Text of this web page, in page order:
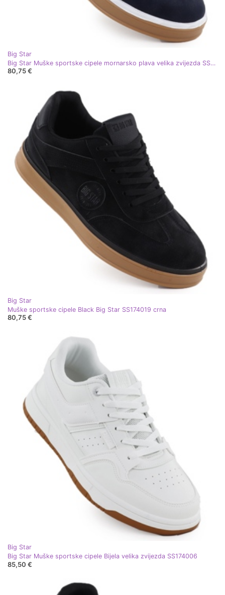
Big Star
Big Star Muške sportske cipele mornarsko plava velika zvijezda SS174021
80,75 €
Big Star
Muške sportske cipele Black Big Star SS174019 crna
80,75 €
Big Star
Big Star Muške sportske cipele Bijela velika zvijezda SS174006
85,50 €